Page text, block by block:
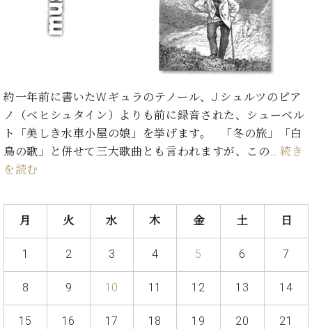
ラ
イ
ノ
C.
ベ
タ
イ
ン
ー
ン
シ
ェ
ル
ジ
ュ
ク
約一年前に書いたW.ギュラのテノール、J.シュルツのピア
ノ（ベヒシュタイン）よりも前に録音された、シューベル
ト「美しき水車小屋の娘」を挙げます。 「冬の旅」「白
鳥の歌」と併せて三大歌曲とも言われますが、この… 続き
を読む
月 火 水 木 金 土 日
1 2 3 4 5 6 7
8 9 10 11 12 13 14
15 16 17 18 19 20 21